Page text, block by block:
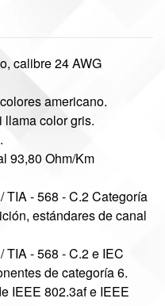
calibre 24 AWG
americano.
llama color gris.
93,80 Ohm/Km
TIA - 568 - C.2 Categoría
estándares de canal
- 568 - C.2 e IEC
de categoría 6.
IEEE 802.3af e IEEE